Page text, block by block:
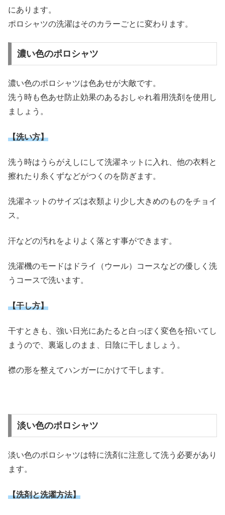
にあります。
ポロシャツの洗濯はそのカラーごとに変わります。
濃い色のポロシャツ
濃い色のポロシャツは色あせが大敵です。
洗う時も色あせ防止効果のあるおしゃれ着用洗剤を使用し
ましょう。
【洗い方】
洗う時はうらがえしにして洗濯ネットに入れ、他の衣料と
擦れたり糸くずなどがつくのを防ぎます。
洗濯ネットのサイズは衣類より少し大きめのものをチョイ
ス。
汗などの汚れをよりよく落とす事ができます。
洗濯機のモードはドライ（ウール）コースなどの優しく洗
うコースで洗います。
【干し方】
干すときも、強い日光にあたると白っぽく変色を招いてし
まうので、裏返しのまま、日陰に干しましょう。
襟の形を整えてハンガーにかけて干します。
淡い色のポロシャツ
淡い色のポロシャツは特に洗剤に注意して洗う必要があり
ます。
【洗剤と洗濯方法】